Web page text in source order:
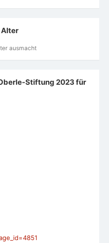
Alter
ausmacht
Stiftung 2023 für